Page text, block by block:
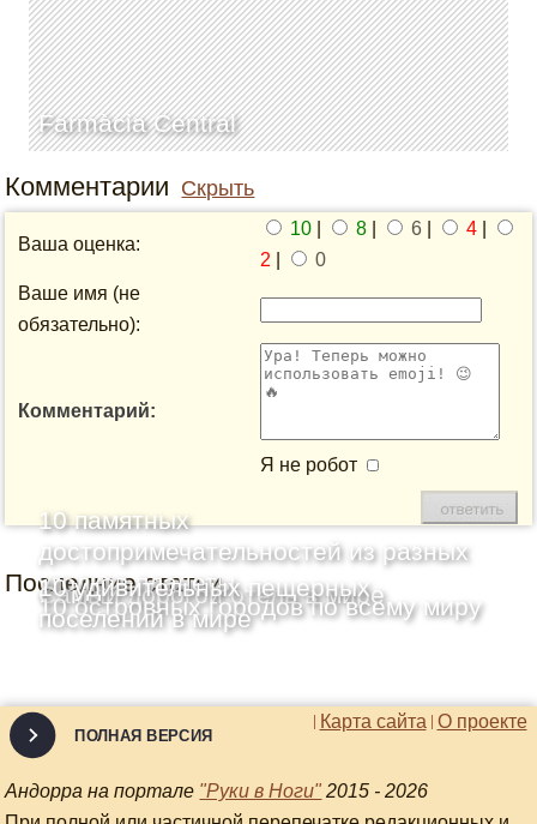
Farmàcia Central
Комментарии Скрыть
Ваша оценка:
10 8 6 4
2
0
Ваше имя (не
обязательно):
Комментарий:
Я не робот
Последние статьи
10 памятных
достопримечательностей из разных
уголков планеты
Самый дорогой отель в мире
10 островных городов по всему миру
10 удивительных пещерных
поселений в мире
О проекте
Карта сайта
ПОЛНАЯ ВЕРСИЯ
Андорра на портале "Руки в Ноги" 2015 - 2026